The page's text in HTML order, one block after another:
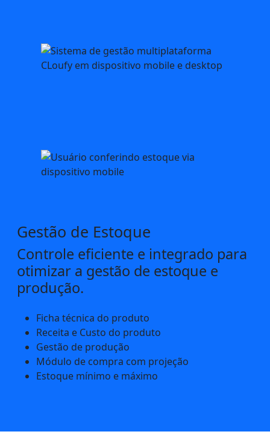
Gestão de Estoque
Controle eficiente e integrado para
otimizar a gestão de estoque e
produção.
Ficha técnica do produto
Receita e Custo do produto
Gestão de produção
Módulo de compra com projeção
Estoque mínimo e máximo